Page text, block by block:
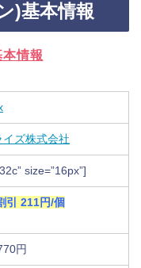
)基本情報
情報
ズ株式会社
size=”16px”]
引 211円/個
円